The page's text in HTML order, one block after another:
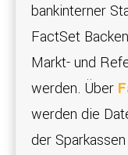
bankinterner
FactSet
Markt- und
werden. Über
werden die
der